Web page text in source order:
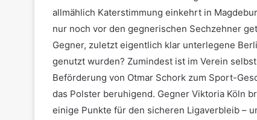
allmählich Katerstimmung einkehrt in
nur noch vor den gegnerischen Sechzehner
Gegner, zuletzt eigentlich klar unterlegene
genutzt wurden? Zumindest ist im Verein
Beförderung von Otmar Schork zum Sport-
das Polster beruhigend. Gegner Viktoria Köln
einige Punkte für den sicheren Ligaverbleib –